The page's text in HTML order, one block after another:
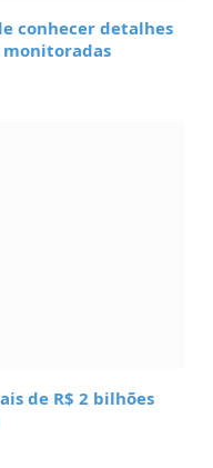
conhecer detalhes
monitoradas
de R$ 2 bilhões